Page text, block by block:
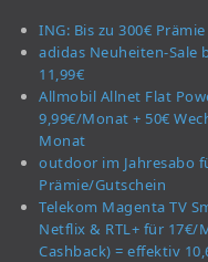
ING: Bis zu 300€
adidas Neuheiten-Sale
11,99€
Allmobil Allnet Flat
9,99€/Monat + 50€
Monat
outdoor im Jahresabo
Prämie/Gutschein
Telekom Magenta TV
Netflix & RTL+ für 17€/
Cashback) = effektiv